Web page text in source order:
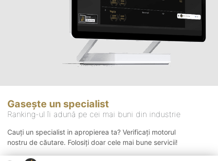
Gasește un specialist
Ranking-ul îi adună pe cei mai buni din industrie
Cauți un specialist in apropierea ta? Verificați motorul
nostru de căutare. Folosiți doar cele mai bune servicii!